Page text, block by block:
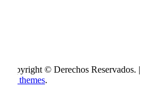
Copyright © Derechos Reservados. |
AF themes.